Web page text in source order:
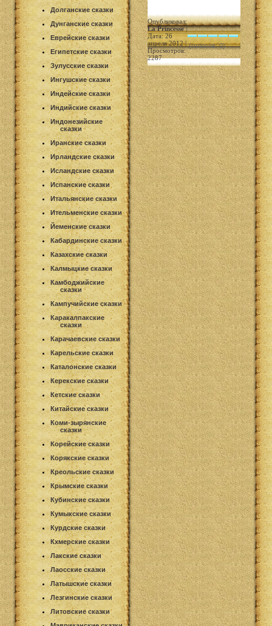
Долганские сказки
Дунганские сказки
Еврейские сказки
Египетские сказки
Зулусские сказки
Ингушские сказки
Индейские сказки
Индийские сказки
Индонезийские
сказки
Иранские сказки
Ирландские сказки
Исландские сказки
Испанские сказки
Итальянские сказки
Ительменские сказки
Йеменские сказки
Кабардинские сказки
Казахские сказки
Калмыцкие сказки
Камбоджийские
сказки
Кампучийские сказки
Каракалпакские
сказки
Карачаевские сказки
Карельские сказки
Каталонские сказки
Керекские сказки
Кетские сказки
Китайские сказки
Коми-зырянские
сказки
Корейские сказки
Корякские сказки
Креольские сказки
Крымские сказки
Кубинские сказки
Кумыкские сказки
Курдские сказки
Кхмерские сказки
Лакские сказки
Лаосские сказки
Латышские сказки
Лезгинские сказки
Литовские сказки
Опубликовал:
La Princesse|
Дата: 26
апреля 2012 |
Просмотров:
2287
(голосов: 0)